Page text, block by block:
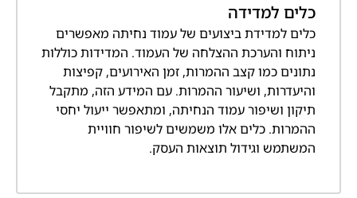
כלים למדידה
כלים למדידת ביצועים של עמוד נחיתה מאפשרים
ניתוח והערכת ההצלחה של העמוד. המדידות כוללות
נתונים כמו קצב ההמרות, זמן האירועים, קפיצות
והיעדרות, ושיעור ההמרות. עם המידע הזה, מתקבל
תיקון ושיפור עמוד הנחיתה, ומתאפשר ייעול יחסי
ההמרות. כלים אלו משמשים לשיפור חוויית
המשתמש וגידול תוצאות העסק.